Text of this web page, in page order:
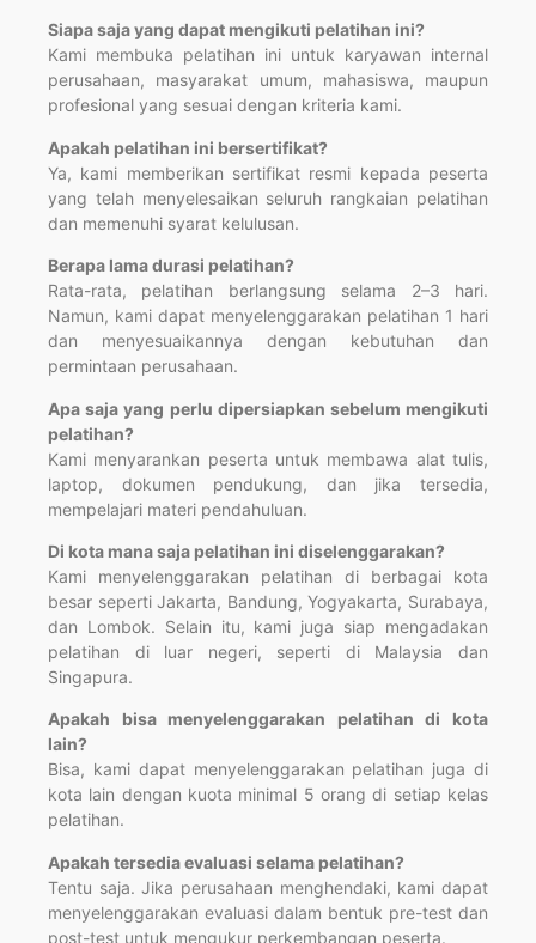
Siapa saja yang dapat mengikuti pelatihan ini?
Kami membuka pelatihan ini untuk karyawan internal
perusahaan, masyarakat umum, mahasiswa, maupun
profesional yang sesuai dengan kriteria kami.
Apakah pelatihan ini bersertifikat?
Ya, kami memberikan sertifikat resmi kepada peserta
yang telah menyelesaikan seluruh rangkaian pelatihan
dan memenuhi syarat kelulusan.
Berapa lama durasi pelatihan?
Rata-rata, pelatihan berlangsung selama 2–3 hari.
Namun, kami dapat menyelenggarakan pelatihan 1 hari
dan menyesuaikannya dengan kebutuhan dan
permintaan perusahaan.
Apa saja yang perlu dipersiapkan sebelum mengikuti
pelatihan?
Kami menyarankan peserta untuk membawa alat tulis,
laptop, dokumen pendukung, dan jika tersedia,
mempelajari materi pendahuluan.
Di kota mana saja pelatihan ini diselenggarakan?
Kami menyelenggarakan pelatihan di berbagai kota
besar seperti Jakarta, Bandung, Yogyakarta, Surabaya,
dan Lombok. Selain itu, kami juga siap mengadakan
pelatihan di luar negeri, seperti di Malaysia dan
Singapura.
Apakah bisa menyelenggarakan pelatihan di kota
lain?
Bisa, kami dapat menyelenggarakan pelatihan juga di
kota lain dengan kuota minimal 5 orang di setiap kelas
pelatihan.
Apakah tersedia evaluasi selama pelatihan?
Tentu saja. Jika perusahaan menghendaki, kami dapat
menyelenggarakan evaluasi dalam bentuk pre-test dan
post-test untuk mengukur perkembangan peserta.